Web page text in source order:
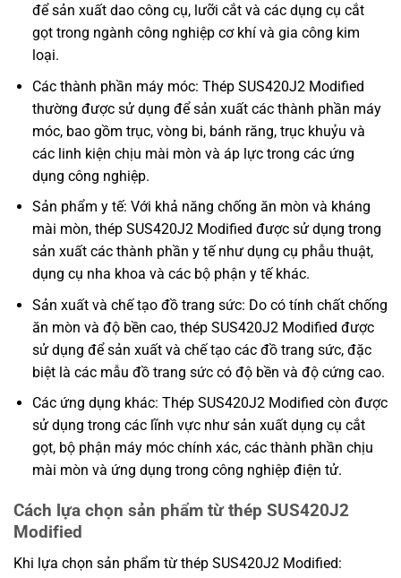
để sản xuất dao công cụ, lưỡi cắt và các dụng cụ cắt
gọt trong ngành công nghiệp cơ khí và gia công kim
loại.
Các thành phần máy móc: Thép SUS420J2 Modified
thường được sử dụng để sản xuất các thành phần máy
móc, bao gồm trục, vòng bi, bánh răng, trục khuỷu và
các linh kiện chịu mài mòn và áp lực trong các ứng
dụng công nghiệp.
Sản phẩm y tế: Với khả năng chống ăn mòn và kháng
mài mòn, thép SUS420J2 Modified được sử dụng trong
sản xuất các thành phần y tế như dụng cụ phẫu thuật,
dụng cụ nha khoa và các bộ phận y tế khác.
Sản xuất và chế tạo đồ trang sức: Do có tính chất chống
ăn mòn và độ bền cao, thép SUS420J2 Modified được
sử dụng để sản xuất và chế tạo các đồ trang sức, đặc
biệt là các mẫu đồ trang sức có độ bền và độ cứng cao.
Các ứng dụng khác: Thép SUS420J2 Modified còn được
sử dụng trong các lĩnh vực như sản xuất dụng cụ cắt
gọt, bộ phận máy móc chính xác, các thành phần chịu
mài mòn và ứng dụng trong công nghiệp điện tử.
Cách lựa chọn sản phẩm từ thép SUS420J2
Modified
Khi lựa chọn sản phẩm từ thép SUS420J2 Modified: